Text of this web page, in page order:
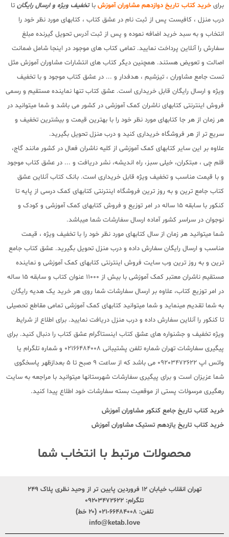
برای خرید کتاب تاریخ دوازدهم مشاوران آموزش باتخفیف ویژه و ارسال رایگان تا
درب منزل ، کافیست پس از ثبت نام در عشق کتاب ، کتابهای مورد نظر خود را
انتخاب و به سبد خرید اضافه نموده و پس از ثبت آدرس تحویل گیرنده مبلغ
سفارش را آنلاین پرداخت نمایید. تمامی کتاب های موجود در اینجا شامل ضمانت
اصالت و تعویض هستند. همچنین دیگر کتاب های انتشارات مشاوران آموزش مثل
تست جامع مشاوران ، تیزشیم ، هدفدار و ... در عشق کتاب موجود و با تخفیف
ویژه و ارسال رایگان قابل خریداری است. عشق کتاب تنها نماینده مستقیم و رسمی
فروش اینترنتی کتابهای ناشران کمک آموزشی در کشور می باشد و شما میتوانید در
هر زمان از هر جا کتابهای مورد نظر خود را با بهترین قیمت و بیشترین تخفیف و
سریع تر از هر فروشگاه خریداری کنید و درب منزل تحویل بگیرید.
علاوه بر این سایر کتابهای کمک آموزشی از کلیه ناشران فعال در کشور مانند گاج،
قلم چی ، مبتکران، خیلی سبز، راه اندیشه، نشر دریافت و ... در عشق کتاب موجود
و با قیمت مناسب و تخفیف ویژه قابل خریداری است. بانک کتاب آنلاین عشق
کتاب جامع ترین و به روز ترین فروشگاه اینترنتی کتابهای کمک درسی از پایه تا
کنکور با سابقه 15 ساله در امر توزیع و فروش کتابهای کمک آموزشی و کودک و
نوجوان در سراسر کشور آماده ارسال سفارشات شما میباشد.
شما میتوانید هر زمان از سال کتابهای مورد نظر خود را با تخفیف ویژه ، قیمت
مناسب و ارسال رایگان سفارش داده و درب منزل تحویل بگیرید. عشق کتاب جامع
ترین و به روز ترین وب سایت فروش اینترنتی کتابهای کمک آموزشی و نماینده
مستقیم ناشران معتبر کمک آموزشی با بیش از 11000 عنوان کتاب و سابقه 15 ساله
در امر توزیع کتاب، علاوه بر ارسال سفارشات شما روی هر خرید یک هدیه رایگان
به شما تقدیم مینماید و شما میتوانید کتابهای کمک آموزشی تمامی مقاطع تحصیلی
تا کنکور را آنلاین سفارش داده و درب منزل دریافت نمایید. برای اطلاع از شرایط
ویژه تخفیف و جشنواره های عشق کتاب اینستاگرام عشق کتاب را دنبال کنید. برای
پیگیری سفارشات تهران شماره تلفن پشتیبانی 02166484008 و شماره تلگرام یا
واتس اپ 09203472622 می باشد که از ساعت 9 صبح تا 5 بعدازظهر پاسخگوی
شما عزیزان است و برای پیگیری سفارشات شهرستانها میتوانید با مراجعه به سایت
رهگیری مرسولات پستی از موقعیت بسته سفارشات خود اطلاع پیدا کنید.
خرید کتاب تاریخ جامع کنکور مشاوران آموزش
خرید کتاب تاریخ یازدهم تستیک مشاوران آموزش
محصولات مرتبط با انتخاب شما
تهران انقلاب خیابان ۱۲ فروردین پایین تر از وحید نظری پلاک ۲۴۹
تلگرام: ۰۹۲۰۳۴۷۲۶۲۲
تلفن: ۶۶۴۸۴۰۰۸-۰۲۱ (۲۰ خط)
info@ketab.love